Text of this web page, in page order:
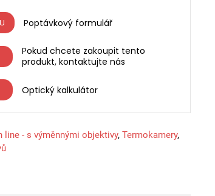
Poptávkový formulář
Pokud chcete zakoupit tento
produkt, kontaktujte nás
Optický kalkulátor
line - s výměnnými objektivy, Termokamery,